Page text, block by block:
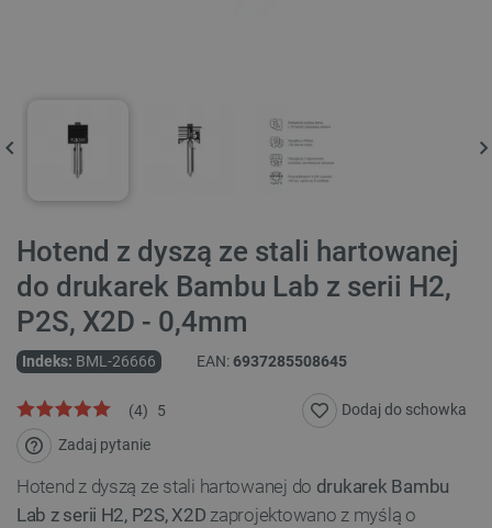
Hotend z dyszą ze stali hartowanej
do drukarek Bambu Lab z serii H2,
P2S, X2D - 0,4mm
Indeks: BML-26666 EAN:6937285508645
5
(4)
Zadaj pytanie
Dodaj do schowka
Hotend z dyszą ze stali hartowanej do drukarek Bambu
Lab z serii H2, P2S, X2D zaprojektowano z myślą o